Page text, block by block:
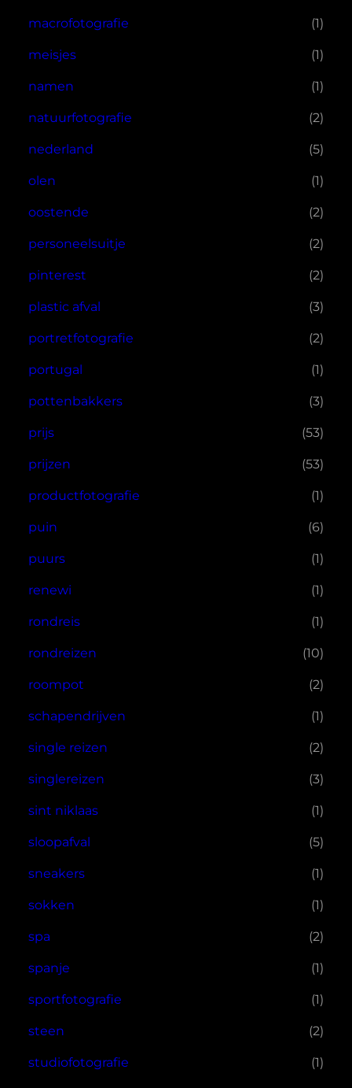
macrofotografie (1)
meisjes (1)
namen (1)
natuurfotografie (2)
nederland (5)
olen (1)
oostende (2)
personeelsuitje (2)
pinterest (2)
plastic afval (3)
portretfotografie (2)
portugal (1)
pottenbakkers (3)
prijs (53)
prijzen (53)
productfotografie (1)
puin (6)
puurs (1)
renewi (1)
rondreis (1)
rondreizen (10)
roompot (2)
schapendrijven (1)
single reizen (2)
singlereizen (3)
sint niklaas (1)
sloopafval (5)
sneakers (1)
sokken (1)
spa (2)
spanje (1)
sportfotografie (1)
steen (2)
studiofotografie (1)